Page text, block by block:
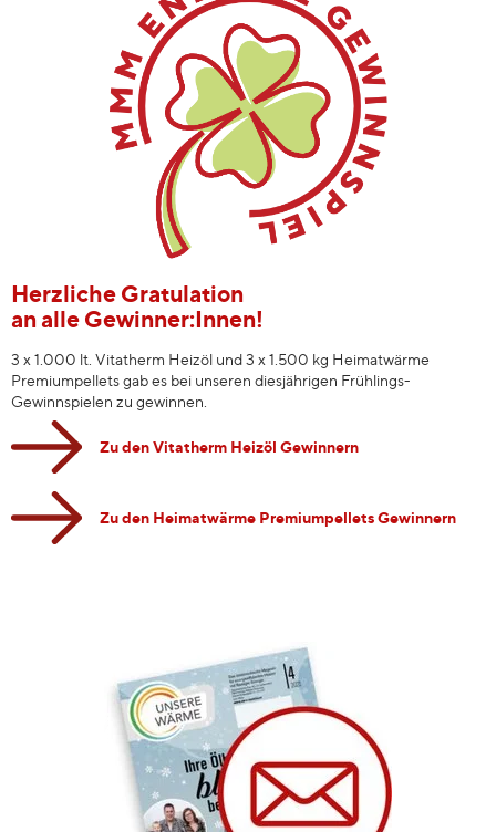
Herzliche Gratulation
an alle Gewinner:Innen!
3 x 1.000 lt. Vitatherm Heizöl und 3 x 1.500 kg Heimatwärme
Premiumpellets gab es bei unseren diesjährigen Frühlings-
Gewinnspielen zu gewinnen.
Zu den Vitatherm Heizöl Gewinnern
Zu den Heimatwärme Premiumpellets Gewinnern